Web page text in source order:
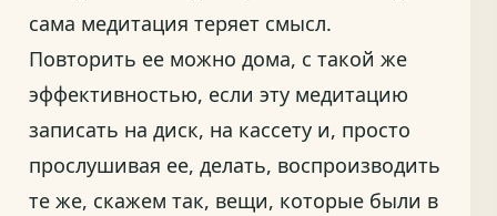
сама медитация теряет смысл.
Повторить ее можно дома, с такой же
эффективностью, если эту медитацию
записать на диск, на кассету и, просто
прослушивая ее, делать, воспроизводить
те же, скажем так, вещи, которые были в